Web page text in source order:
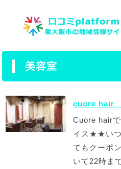
美容室
cuore hair
Cuore hair
イス★★い
てもクーポ
いて22時ま